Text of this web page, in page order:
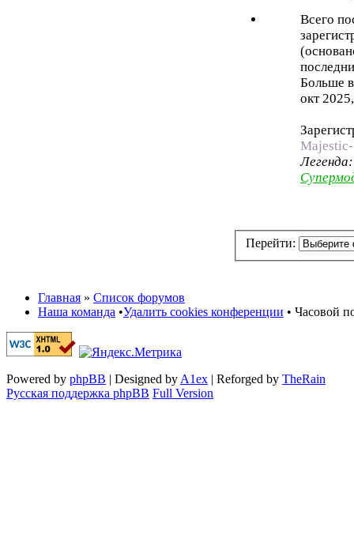
Всего
Больше
окт
Перейти:
Главная » Список форумов
Наша команда •Удалить cookies конференции • Часовой
Powered by phpBB | Designed by A1ex | Reforged by TheRain
Русская поддержка phpBB Full Version